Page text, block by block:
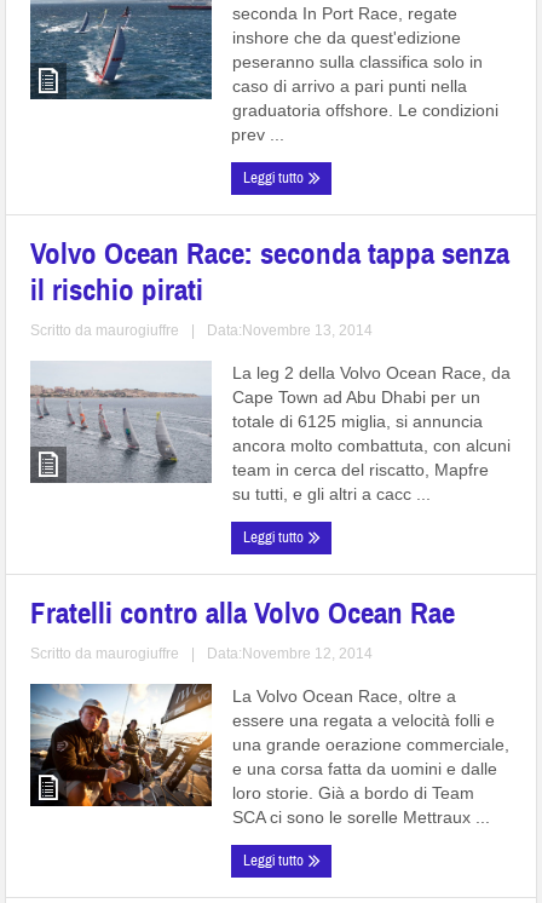
seconda In Port Race, regate
inshore che da quest'edizione
peseranno sulla classifica solo in
caso di arrivo a pari punti nella
graduatoria offshore. Le condizioni
prev ...
Leggi tutto
Volvo Ocean Race: seconda tappa senza
il rischio pirati
Scritto da maurogiuffre Data:Novembre 13, 2014
La leg 2 della Volvo Ocean Race, da
Cape Town ad Abu Dhabi per un
totale di 6125 miglia, si annuncia
ancora molto combattuta, con alcuni
team in cerca del riscatto, Mapfre
su tutti, e gli altri a cacc ...
Leggi tutto
Fratelli contro alla Volvo Ocean Rae
Scritto da maurogiuffre Data:Novembre 12, 2014
La Volvo Ocean Race, oltre a
essere una regata a velocità folli e
una grande oerazione commerciale,
e una corsa fatta da uomini e dalle
loro storie. Già a bordo di Team
SCA ci sono le sorelle Mettraux ...
Leggi tutto